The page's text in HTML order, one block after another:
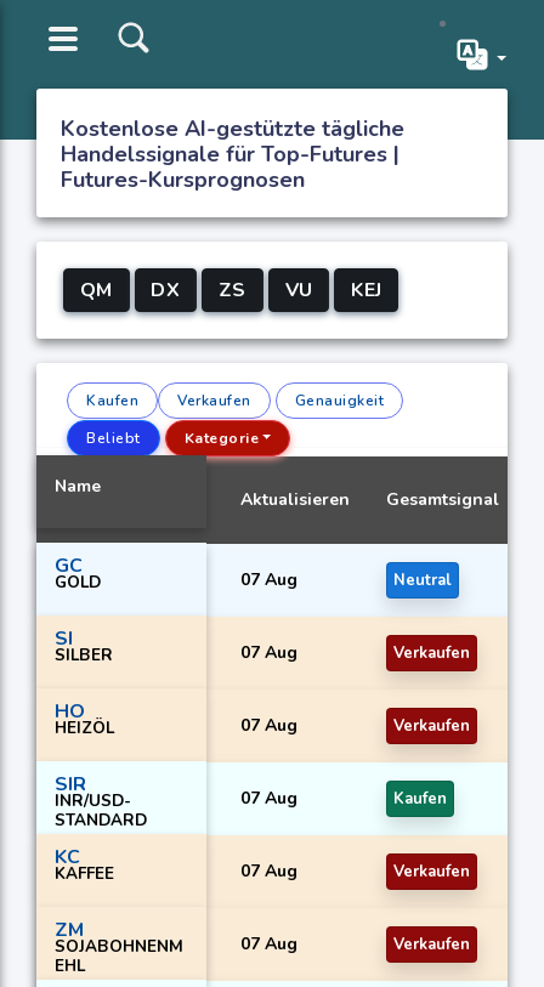
Kostenlose AI-gestützte tägliche
Handelssignale für Top-Futures |
Futures-Kursprognosen
QM DX ZS VU KEJ
Kaufen Verkaufen
Genauigkeit
Beliebt
Kategorie
Name
Aktualisieren Gesamtsignal
GC
GOLD 07 Aug Neutral
SI
SILBER 07 Aug Verkaufen
HO
HEIZÖL 07 Aug Verkaufen
SIR
INR/USD-
STANDARD
07 Aug Kaufen
KC
KAFFEE 07 Aug Verkaufen
ZM
SOJABOHNENM
EHL
07 Aug Verkaufen